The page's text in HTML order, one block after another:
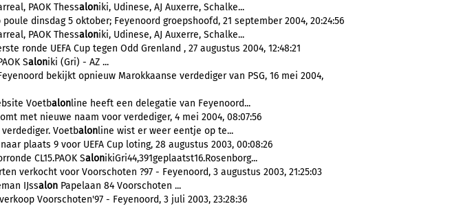
PAOK Thessaloniki, Udinese, AJ Auxerre, Schalke...
poule dinsdag 5 oktober; Feyenoord groepshoofd, 21 september 2004, 20:24:56
PAOK Thessaloniki, Udinese, AJ Auxerre, Schalke...
ronde UEFA Cup tegen Odd Grenland , 27 augustus 2004, 12:48:21
Saloniki (Gri) - AZ ...
bekijkt opnieuw Marokkaanse verdediger van PSG, 16 mei 2004,
Voetbalonline heeft een delegatie van Feyenoord...
met nieuwe naam voor verdediger, 4 mei 2004, 08:07:56
Voetbalonline wist er weer eentje op te...
plaats 9 voor UEFA Cup loting, 28 augustus 2003, 00:08:26
CL15.PAOK SalonikiGri44,391geplaatst16.Rosenborg...
verkocht voor Voorschoten ?97 - Feyenoord, 3 augustus 2003, 21:25:03
IJssalon Papelaan 84 Voorschoten ...
Voorschoten'97 - Feyenoord, 3 juli 2003, 23:28:36